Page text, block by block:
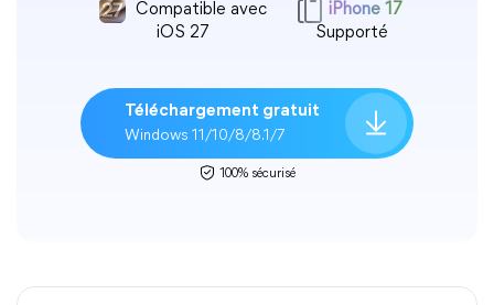
Compatible avec
iOS 27
iPhone 17
Supporté
Téléchargement gratuit
Windows 11/10/8/8.1/7
100% sécurisé